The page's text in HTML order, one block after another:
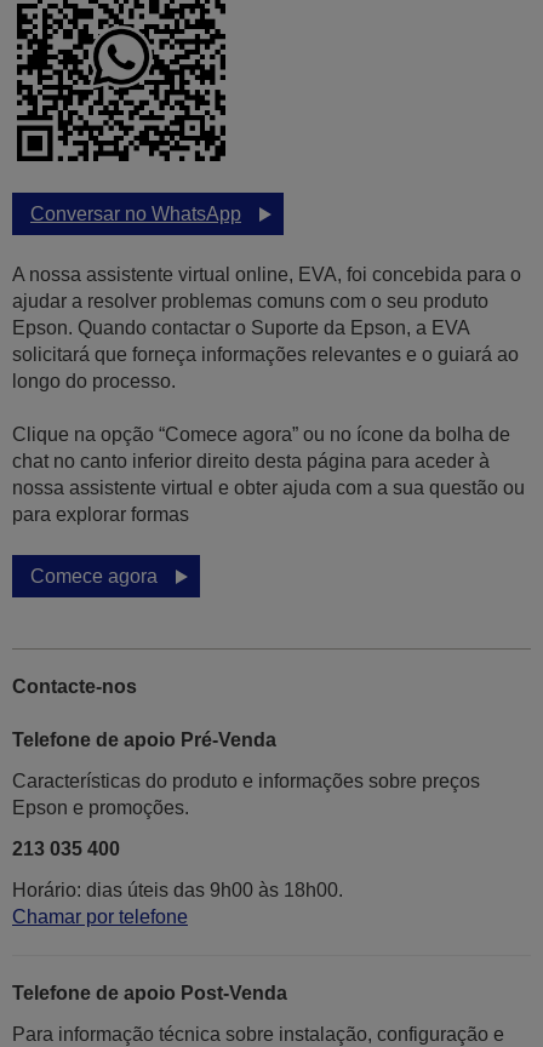
Conversar no WhatsApp
A nossa assistente virtual online, EVA, foi concebida para o
ajudar a resolver problemas comuns com o seu produto
Epson. Quando contactar o Suporte da Epson, a EVA
solicitará que forneça informações relevantes e o guiará ao
longo do processo.
Clique na opção “Comece agora” ou no ícone da bolha de
chat no canto inferior direito desta página para aceder à
nossa assistente virtual e obter ajuda com a sua questão ou
para explorar formas
Comece agora
Contacte-nos
Telefone de apoio Pré-Venda
Características do produto e informações sobre preços
Epson e promoções.
213 035 400
Horário: dias úteis das 9h00 às 18h00.
Chamar por telefone
Telefone de apoio Post-Venda
Para informação técnica sobre instalação, configuração e